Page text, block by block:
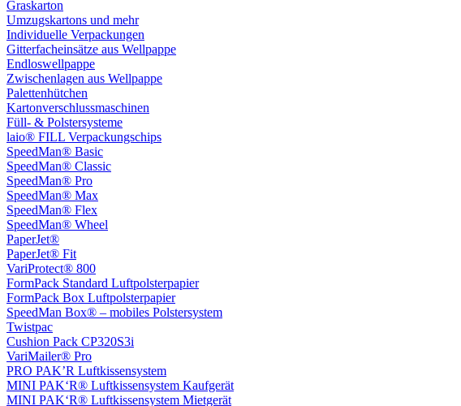
Graskarton
Umzugskartons und mehr
Individuelle Verpackungen
Gitterfacheinsätze aus Wellpappe
Endloswellpappe
Zwischenlagen aus Wellpappe
Palettenhütchen
Kartonverschlussmaschinen
Füll- & Polstersysteme
laio® FILL Verpackungschips
SpeedMan® Basic
SpeedMan® Classic
SpeedMan® Pro
SpeedMan® Max
SpeedMan® Flex
SpeedMan® Wheel
PaperJet®
PaperJet® Fit
VariProtect® 800
FormPack Standard Luftpolsterpapier
FormPack Box Luftpolsterpapier
SpeedMan Box® – mobiles Polstersystem
Twistpac
Cushion Pack CP320S3i
VariMailer® Pro
PRO PAK’R Luftkissensystem
MINI PAK‘R® Luftkissensystem Kaufgerät
MINI PAK‘R® Luftkissensystem Mietgerät